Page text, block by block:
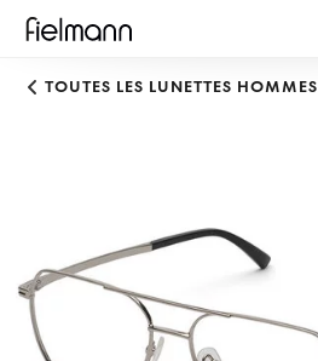
LUNETTES
CONNAISSANCES
SERVICE
TOUTES LES LUNETTES HOMMES